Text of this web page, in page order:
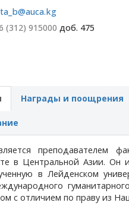
(312) 915000 доб. 475
Награды и поощрения
преподавателем
в Центральной Азии. Он
в Лейденском
с отличием по праву из